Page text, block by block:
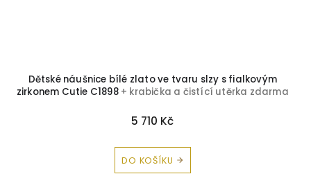
Dětské náušnice bílé zlato ve tvaru slzy s fialkovým
zirkonem Cutie C1898 + krabička a čistící utěrka zdarma
5 710 Kč
DO KOŠÍKU